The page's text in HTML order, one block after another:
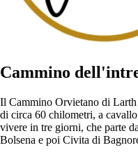
Cammino
Il Cammino Orvietano di Larth
di circa 60 chilometri, a
vivere in tre giorni, che parte
Bolsena e poi Civita di